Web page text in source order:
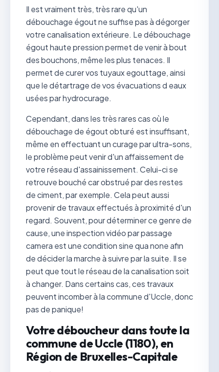
Il est vraiment très, très rare qu'un
débouchage égout ne suffise pas à dégorger
votre canalisation extérieure. Le débouchage
égout haute pression permet de venir à bout
des bouchons, même les plus tenaces. Il
permet de curer vos tuyaux egouttage, ainsi
que le détartrage de vos évacuations d eaux
usées par hydrocurage.
Cependant, dans les très rares cas où le
débouchage de égout obturé est insuffisant,
même en effectuant un curage par ultra-sons,
le problème peut venir d'un affaissement de
votre réseau d'assainissement. Celui-ci se
retrouve bouché car obstrué par des restes
de ciment, par exemple. Cela peut aussi
provenir de travaux effectués à proximité d'un
regard. Souvent, pour déterminer ce genre de
cause, une inspection vidéo par passage
camera est une condition sine qua none afin
de décider la marche à suivre par la suite. Il se
peut que tout le réseau de la canalisation soit
à changer. Dans certains cas, ces travaux
peuvent incomber à la commune d'Uccle, donc
pas de panique!
Votre déboucheur dans toute la
commune de Uccle (1180), en
Région de Bruxelles-Capitale